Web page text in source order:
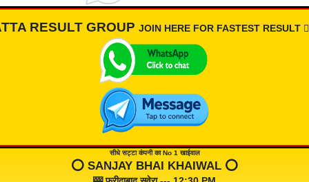
RESULT GROUP JOIN HERE FOR FASTEST RESULT
सीधे सट्टा कंपनी का No 1 खाईवाल
⭕️ SANJAY BHAI KHAIWAL ⭕️